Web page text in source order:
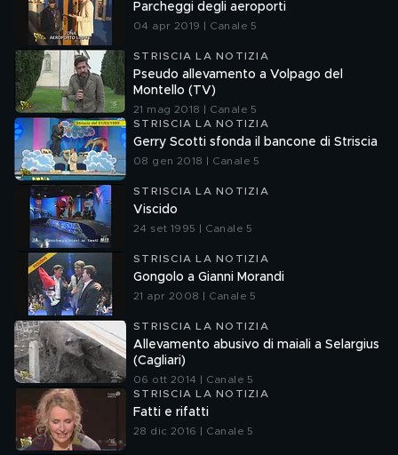
Parcheggi degli aeroporti
04 apr 2019 | Canale 5
STRISCIA LA NOTIZIA
Pseudo allevamento a Volpago del
Montello (TV)
21 mag 2018 | Canale 5
STRISCIA LA NOTIZIA
Gerry Scotti sfonda il bancone di Striscia
08 gen 2018 | Canale 5
STRISCIA LA NOTIZIA
Viscido
24 set 1995 | Canale 5
STRISCIA LA NOTIZIA
Gongolo a Gianni Morandi
21 apr 2008 | Canale 5
STRISCIA LA NOTIZIA
Allevamento abusivo di maiali a Selargius
(Cagliari)
06 ott 2014 | Canale 5
STRISCIA LA NOTIZIA
Fatti e rifatti
28 dic 2016 | Canale 5